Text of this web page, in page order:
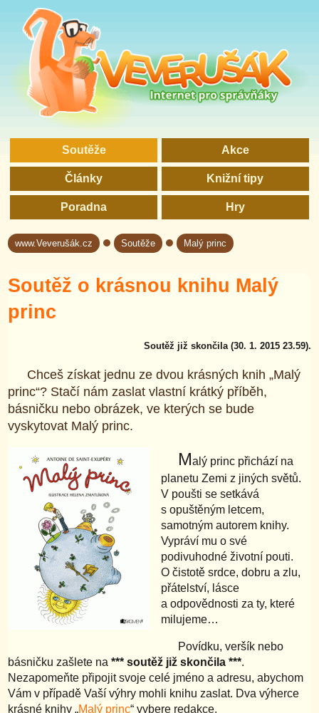
Soutěže Akce
Články Knižní tipy
Poradna Hry
www.Veverušák.cz→ Soutěže→ Malý princ
Soutěž o krásnou knihu Malý
princ
Soutěž již skončila (30. 1. 2015 23.59).
Chceš získat jednu ze dvou krásných knih „Malý
princ“? Stačí nám zaslat vlastní krátký příběh,
básničku nebo obrázek, ve kterých se bude
vyskytovat Malý princ.
Malý princ přichází na
planetu Zemi z jiných světů.
V poušti se setkává
s opuštěným letcem,
samotným autorem knihy.
Vypráví mu o své
podivuhodné životní pouti.
O čistotě srdce, dobru a zlu,
přátelství, lásce
a odpovědnosti za ty, které
milujeme…
Povídku, veršík nebo
básničku zašlete na*** soutěž již skončila ***.
Nezapomeňte připojit svoje celé jméno a adresu, abychom
Vám v případě Vaší výhry mohli knihu zaslat. Dva výherce
krásné knihy „Malý princ“ vybere redakce.